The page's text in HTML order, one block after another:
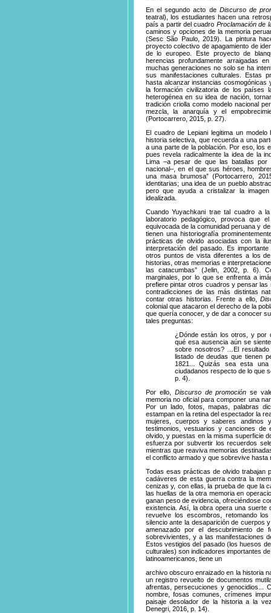
En el segundo acto de Discurso de
teatral), los estudiantes hacen una
país a partir del cuadro Proclamación de
caminos y opciones de la memoria
(Sesc São Paulo, 2019). La pintura
proyecto colectivo de apagamiento de
de lo europeo. Este proyecto de
herencias profundamente arraigadas
muchas generaciones no solo se ha
sus manifestaciones culturales. Estas
hasta alcanzar instancias
la formación civilizatoria de los países
heterogénea en su idea de nación,
tradición criolla como modelo nacional
mezcla, la anarquía y el
(Portocarrero, 2015, p. 27).
El cuadro de Lepiani legitima un
historia selectiva, que recuerda a una
a una parte de la población. Por eso, los
pues revela radicalmente la idea de la
Lima –a pesar de que las batallas por
nacional–, en el que sus héroes,
una masa brumosa” (Portocarrero,
identitarias; una idea de un pueblo
pero que ayuda a cristalizar la
idealizada.
Cuando Yuyachkani trae tal cuadro a
laboratorio pedagógico, provoca que
equivocada de la comunidad peruana y
tienen una historiografía
prácticas de olvido asociadas con la
interpretación del pasado. Es
otros puntos de vista diferentes a los
historias, otras memorias e
las catacumbas” (Jelin, 2002, p. 6).
marginales, por lo que se enfrenta a
prefiere pintar otros cuadros y pensar
contradicciones de las más distintas
contar otras historias. Frente a ello,
colonial que atacaron el derecho de la
que quería conocer, y de dar a conocer
tales preguntas:
¿Dónde están los otros, y por
qué esa ausencia aún se
sobre nosotros? …El
listado de deudas que tienen
1821... Quizás sea esta
ciudadanos respecto de lo que
p. 4).
Por ello, Discurso de promoción se
memoria no oficial para componer una
Por un lado, fotos, mapas, palabras
estampan en la retina del espectador la
mujeres, cuerpos y saberes andinos
testimonios, vestuarios y canciones de
olvido, y puestas en la misma superficie
esfuerza por subvertir los recuerdos
mientras que reaviva memorias
el conflicto armado y que sobrevive hasta
Todas esas prácticas de olvido trabajan
cadáveres de esta guerra contra la
cenizas y, con ellas, la prueba de que la
las huellas de la otra memoria en
ganan peso de evidencia, ofreciéndose
existencia. Así, la obra opera una
revuelve los escombros, retomando
silencio ante la desaparición de cuerpos
amenazado por el descubrimiento de
sobrevivientes, y a las manifestaciones
Estos vestigios del pasado (los huesos
culturales) son indicadores importantes
latinoamericanos, tiene un
archivo obscuro enraizado en la historia
un registro revuelto de documentos
afrentas, persecuciones y genocidios...
nombre, fosas comunes, crímenes
paisaje desolador de la historia a la
Denegri, 2016, p. 14).